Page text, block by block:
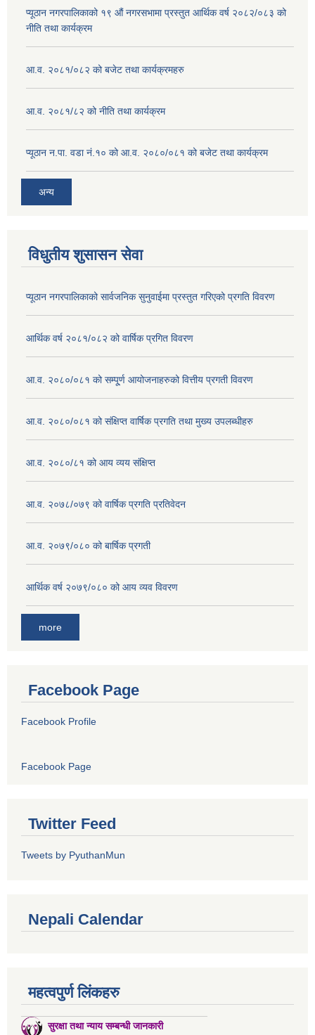
प्यूठान नगरपालिकाको १९ औं नगरसभामा प्रस्तुत आर्थिक वर्ष २०८२/०८३ को
नीति तथा कार्यक्रम
आ.व. २०८१/०८२ को बजेट तथा कार्यक्रमहरु
आ.व. २०८१/८२ को नीति तथा कार्यक्रम
प्यूठान न.पा. वडा नं.१० को आ.व. २०८०/०८१ को बजेट तथा कार्यक्रम
अन्य
विधुतीय शुसासन सेवा
प्यूठान नगरपालिकाको सार्वजनिक सुनुवाईमा प्रस्तुत गरिएको प्रगति विवरण
आर्थिक वर्ष २०८१/०८२ को वार्षिक प्रगित विवरण
आ.व. २०८०/०८१ को सम्पू्र्ण आयोजनाहरुको वित्तीय प्रगती विवरण
आ.व. २०८०/०८१ को संक्षिप्त वार्षिक प्रगति तथा मुख्य उपलब्धीहरु
आ.व. २०८०/८१ को आय व्यय संक्षिप्त
आ.व. २०७८/०७९ को वार्षिक प्रगति प्रतिवेदन
आ.व. २०७९/०८० को बार्षिक प्रगती
आर्थिक वर्ष २०७९/०८० को आय व्यव विवरण
more
Facebook Page
Facebook Profile
Facebook Page
Twitter Feed
Tweets by PyuthanMun
Nepali Calendar
महत्वपुर्ण लिंकहरु
सुरक्षा तथा न्याय सम्बन्धी जानकारी